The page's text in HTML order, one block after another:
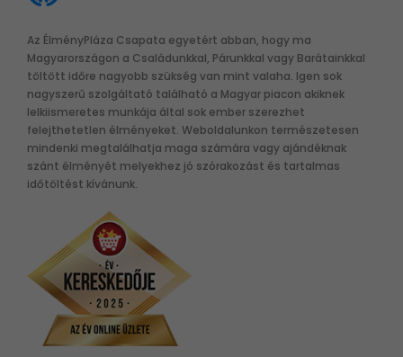
Az ÉlményPláza Csapata egyetért abban, hogy ma
Magyarországon a Családunkkal, Párunkkal vagy Barátainkkal
töltött időre nagyobb szükség van mint valaha. Igen sok
nagyszerű szolgáltató található a Magyar piacon akiknek
lelkiismeretes munkája által sok ember szerezhet
felejthetetlen élményeket. Weboldalunkon természetesen
mindenki megtalálhatja maga számára vagy ajándéknak
szánt élményét melyekhez jó szórakozást és tartalmas
időtöltést kívánunk.